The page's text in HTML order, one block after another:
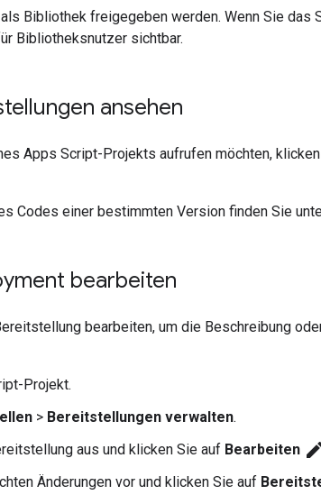
als Bibliothek freigegeben werden. Wenn Sie
Bibliotheksnutzer sichtbar.
ansehen
Apps Script-Projekts aufrufen möchten,
Codes einer bestimmten Version finden Sie
bearbeiten
bearbeiten, um die Beschreibung
Projekt.
> Bereitstellungen verwalten.
aus und klicken Sie auf Bearbeiten
Änderungen vor und klicken Sie auf